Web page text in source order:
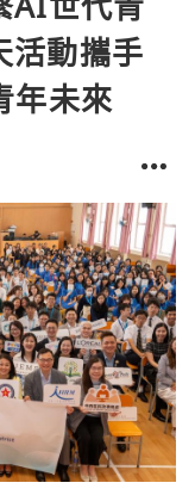
活動攜手
年未來